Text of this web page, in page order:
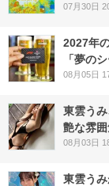
07月30日
2027年
「夢の
08月05日
東雲う
艶な雰
08月03日
東雲う